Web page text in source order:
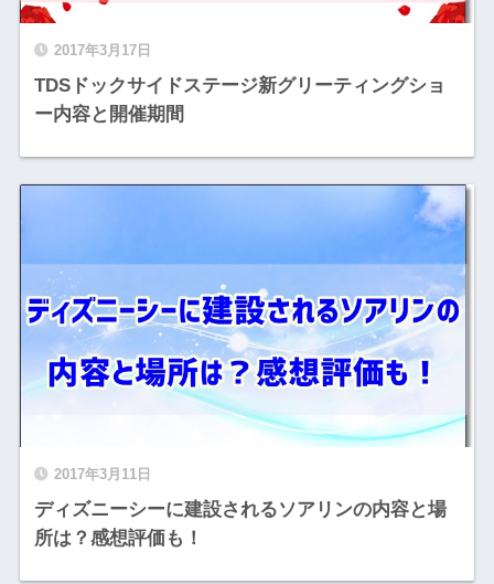
2017年3月17日
TDSドックサイドステージ新グリーティングショ
ー内容と開催期間
2017年3月11日
ディズニーシーに建設されるソアリンの内容と場
所は？感想評価も！